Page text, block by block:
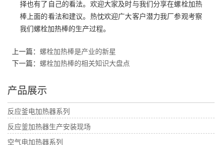
择也有了自己的看法。欢迎大家及时与我们分享在螺栓加热
棒上面的看法和建议。热忱欢迎广大客户潜力我厂参观考察
我们螺栓加热棒的生产过程。
上一篇： 螺栓加热棒是产业的新星
下一篇： 螺栓加热棒的相关知识大盘点
产品展示
反应釜电加热器系列
反应釜加热器生产安装现场
空气电加热器系列